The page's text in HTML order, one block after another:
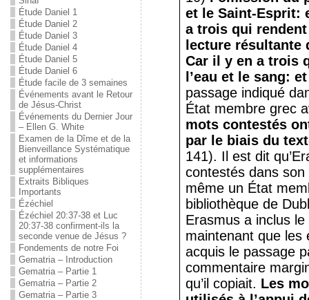
Étude Daniel 1
Étude Daniel 2
Étude Daniel 3
Étude Daniel 4
Étude Daniel 5
Étude Daniel 6
Étude facile de 3 semaines
Événements avant le Retour
de Jésus-Christ
Événements du Dernier Jour
– Ellen G. White
Examen de la Dîme et de la
Bienveillance Systématique
et informations
supplémentaires
Extraits Bibliques
Importants
Ézéchiel
Ézéchiel 20:37-38 et Luc
20:37-38 confirment-ils la
seconde venue de Jésus ?
Fondements de notre Foi
Gematria – Introduction
Gematria – Partie 1
Gematria – Partie 2
Gematria – Partie 3
et le Saint-Esprit:
a trois qui
lecture résultante
Car il y en a trois
l’eau et le sang:
passage indiqué
État membre grec
mots contestés
par le biais du
141). Il est dit
contestés dans son
même un État
bibliothèque de
Erasmus a inclus
maintenant que les
acquis le passage
commentaire
qu’il copiait. Les